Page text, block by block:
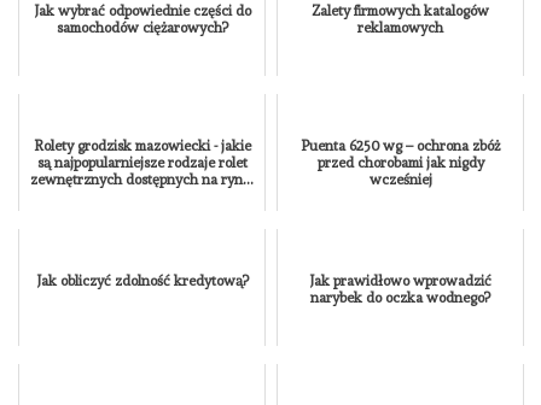
Jak wybrać odpowiednie części do
samochodów ciężarowych?
Zalety firmowych katalogów
reklamowych
Rolety grodzisk mazowiecki - jakie
są najpopularniejsze rodzaje rolet
zewnętrznych dostępnych na ryn...
Puenta 6250 wg – ochrona zbóż
przed chorobami jak nigdy
wcześniej
Jak obliczyć zdolność kredytową?
Jak prawidłowo wprowadzić
narybek do oczka wodnego?